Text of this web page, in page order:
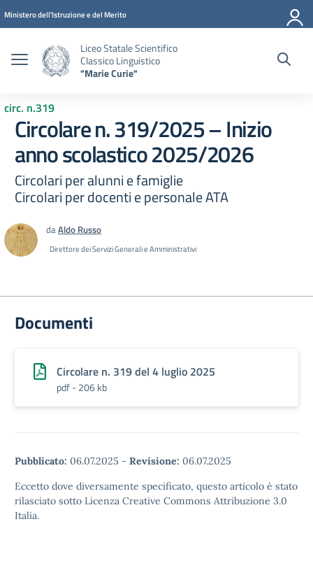
Vai ai contenuti
Vai al menu di navigazione
Vai al footer
Ministero dell'Istruzione e del Merito
Liceo Statale Scientifico
Classico Linguistico
"Marie Curie"
circ. n.319
Circolare n. 319/2025 – Inizio
anno scolastico 2025/2026
Circolari per alunni e famiglie
Circolari per docenti e personale ATA
daAldo Russo
Direttore dei Servizi Generali e Amministrativi
Documenti
Circolare n. 319 del 4 luglio 2025
pdf - 206 kb
Pubblicato: 06.07.2025 - Revisione: 06.07.2025
Eccetto dove diversamente specificato, questo articolo è stato
rilasciato sotto Licenza Creative Commons Attribuzione 3.0
Italia.